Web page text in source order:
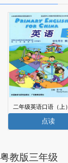
二年级英语口语（上）
电子课本
点读
粤教版三年级